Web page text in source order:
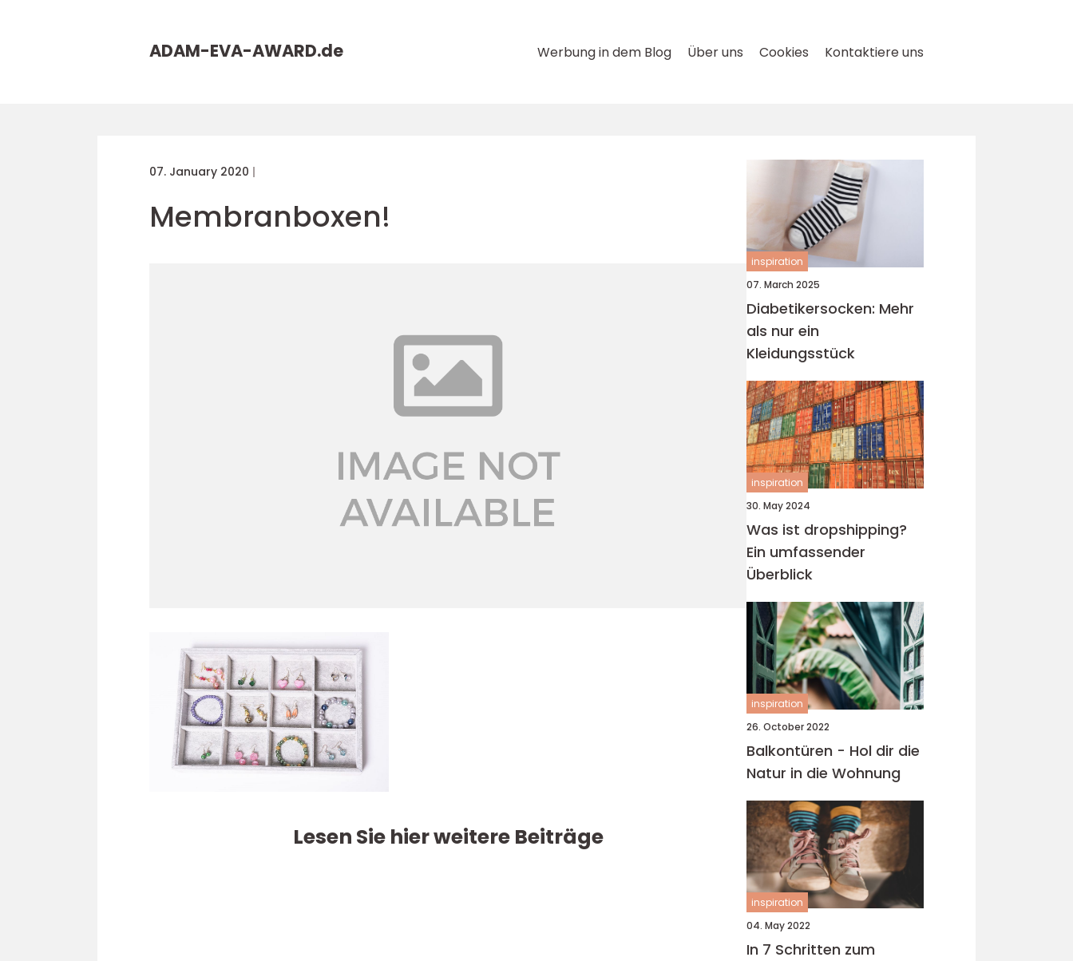
ADAM-EVA-AWARD.de Werbung in dem Blog Über uns Cookies Kontaktiere uns
07. January 2020
Membranboxen!
Lesen Sie hier weitere Beiträge
inspiration
07. March 2025
Diabetikersocken: Mehr
als nur ein
Kleidungsstück
inspiration
30. May 2024
Was ist dropshipping?
Ein umfassender
Überblick
inspiration
26. October 2022
Balkontüren - Hol dir die
Natur in die Wohnung
inspiration
04. May 2022
In 7 Schritten zum